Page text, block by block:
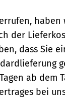
der
dass Sie
ab dem
bei